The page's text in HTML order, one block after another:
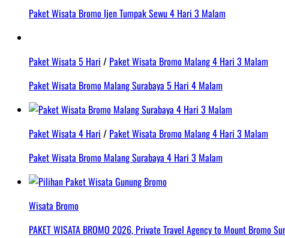
Paket Wisata Bromo Ijen Tumpak Sewu 4 Hari 3 Malam
Paket Wisata 5 Hari / Paket Wisata Bromo Malang 4 Hari 3 Malam
Paket Wisata Bromo Malang Surabaya 5 Hari 4 Malam
Paket Wisata 4 Hari / Paket Wisata Bromo Malang 4 Hari 3 Malam
Paket Wisata Bromo Malang Surabaya 4 Hari 3 Malam
Wisata Bromo
PAKET WISATA BROMO 2026, Private Travel Agency to Mount Bromo